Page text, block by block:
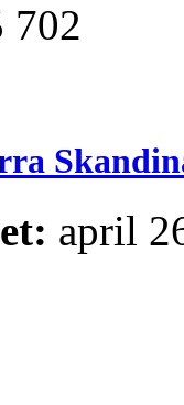
702
april